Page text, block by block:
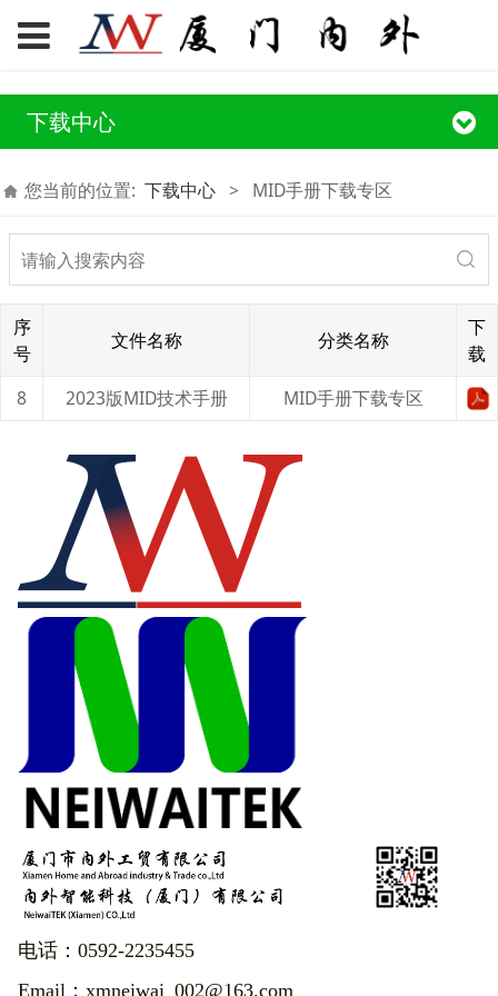
下载中心
您当前的位置: 下载中心 > MID手册下载专区
序
号
文件名称 分类名称
下
载
8 2023版MID技术手册 MID手册下载专区
电话：0592-2235455
Email：xmneiwai_002@163.com